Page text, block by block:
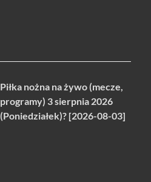
Piłka nożna na żywo (mecze,
programy) 3 sierpnia 2026
(Poniedziałek)? [2026-08-03]